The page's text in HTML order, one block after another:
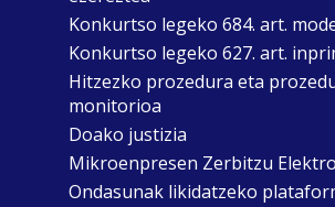
Konkurtso legeko 684. art.
Konkurtso legeko 627. art.
Hitzezko prozedura eta
monitorioa
Doako justizia
Mikroenpresen Zerbitzu
Ondasunak likidatzeko